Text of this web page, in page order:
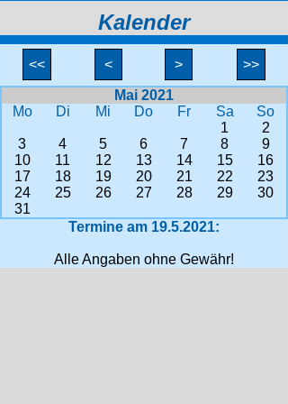
Kalender
<< < >
>>
Mai 2021
Mo
Di Mi Do Fr Sa
So
1
2
3
4 5 6 7 8
9
10
11 12 13 14 15
16
17
18 19 20 21 22
23
24
25 26 27 28 29
30
31
Termine am 19.5.2021:
Alle Angaben ohne Gewähr!